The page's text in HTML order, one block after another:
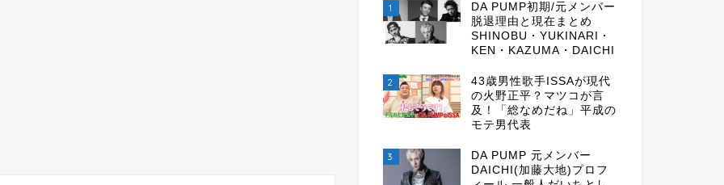
1
DA PUMP初期/元メンバー
脱退理由と現在まとめ
SHINOBU・YUKINARI・
KEN・KAZUMA・DAICHI
2
43歳男性歌手ISSAが現代
の火野正平？マツコが言
及！「総なめだね」平成の
モテ男代表
3
DA PUMP 元メンバー
DAICHI(加藤大地)プロフ